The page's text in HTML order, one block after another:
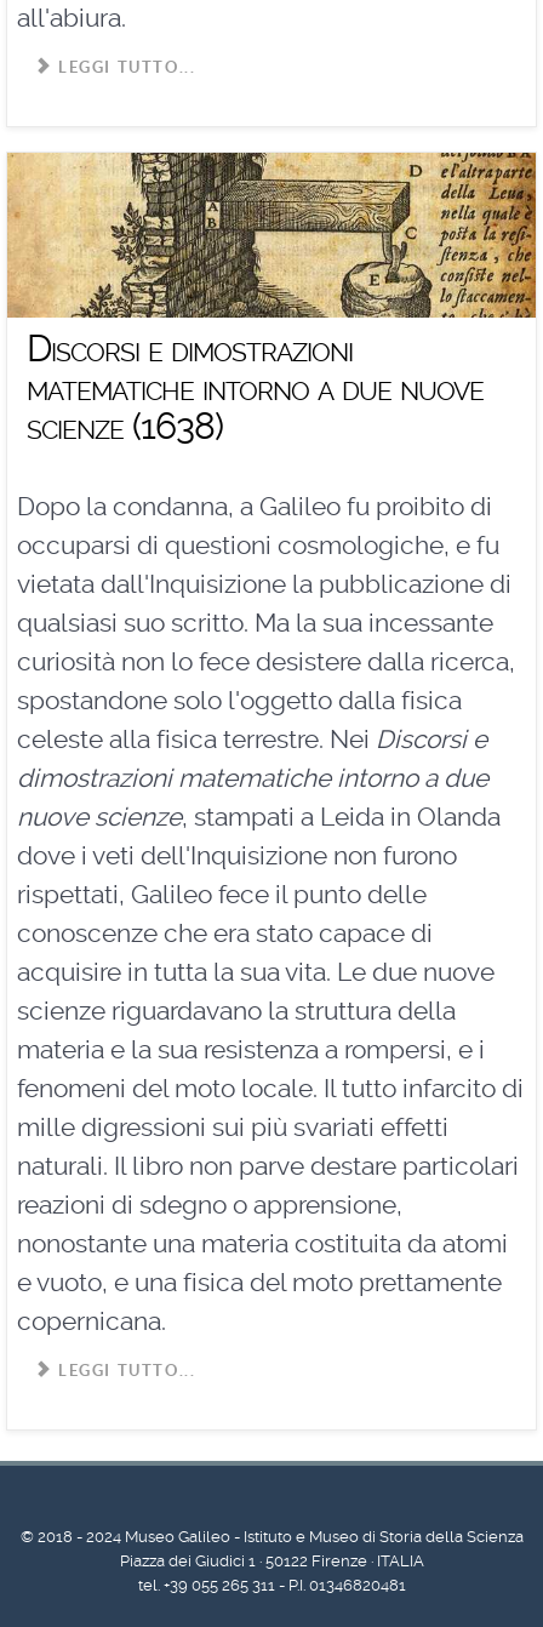
all'abiura.
LEGGI TUTTO...
Discorsi e dimostrazioni
matematiche intorno a due nuove
scienze (1638)
Dopo la condanna, a Galileo fu proibito di
occuparsi di questioni cosmologiche, e fu
vietata dall'Inquisizione la pubblicazione di
qualsiasi suo scritto. Ma la sua incessante
curiosità non lo fece desistere dalla ricerca,
spostandone solo l'oggetto dalla fisica
celeste alla fisica terrestre. Nei Discorsi e
dimostrazioni matematiche intorno a due
nuove scienze, stampati a Leida in Olanda
dove i veti dell'Inquisizione non furono
rispettati, Galileo fece il punto delle
conoscenze che era stato capace di
acquisire in tutta la sua vita. Le due nuove
scienze riguardavano la struttura della
materia e la sua resistenza a rompersi, e i
fenomeni del moto locale. Il tutto infarcito di
mille digressioni sui più svariati effetti
naturali. Il libro non parve destare particolari
reazioni di sdegno o apprensione,
nonostante una materia costituita da atomi
e vuoto, e una fisica del moto prettamente
copernicana.
LEGGI TUTTO...
© 2018 - 2024 Museo Galileo - Istituto e Museo di Storia della Scienza
Piazza dei Giudici 1 · 50122 Firenze · ITALIA
tel. +39 055 265 311 - P.I. 01346820481